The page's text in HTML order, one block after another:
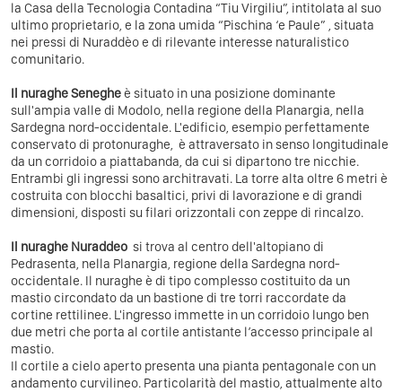
la Casa della Tecnologia Contadina “Tiu Virgiliu”, intitolata al suo
ultimo proprietario, e la zona umida “Pischina ‘e Paule” , situata
nei pressi di Nuraddèo e di rilevante interesse naturalistico
comunitario.
Il nuraghe Senegheè situato in una posizione dominante
sull'ampia valle di Modolo, nella regione della Planargia, nella
Sardegna nord-occidentale. L'edificio, esempio perfettamente
conservato di protonuraghe, è attraversato in senso longitudinale
da un corridoio a piattabanda, da cui si dipartono tre nicchie.
Entrambi gli ingressi sono architravati. La torre alta oltre 6 metri è
costruita con blocchi basaltici, privi di lavorazione e di grandi
dimensioni, disposti su filari orizzontali con zeppe di rincalzo.
Il nuraghe Nuraddeo si trova al centro dell'altopiano di
Pedrasenta, nella Planargia, regione della Sardegna nord-
occidentale. Il nuraghe è di tipo complesso costituito da un
mastio circondato da un bastione di tre torri raccordate da
cortine rettilinee. L'ingresso immette in un corridoio lungo ben
due metri che porta al cortile antistante l’accesso principale al
mastio.
Il cortile a cielo aperto presenta una pianta pentagonale con un
andamento curvilineo. Particolarità del mastio, attualmente alto